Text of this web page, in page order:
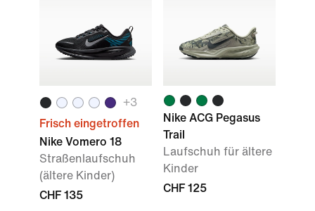
+3
Frisch eingetroffen
Nike Vomero 18
Straßenlaufschuh
(ältere Kinder)
CHF 135
Nike ACG Pegasus
Trail
Laufschuh für ältere
Kinder
CHF 125